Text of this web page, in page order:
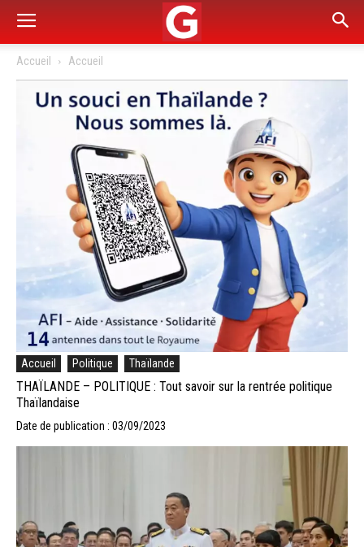
Accueil Accueil
Accueil Politique Thaïlande
THAÏLANDE – POLITIQUE : Tout savoir sur la rentrée politique
Thaïlandaise
Date de publication : 03/09/2023